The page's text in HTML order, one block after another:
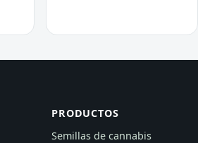
PRODUCTOS
Semillas de cannabis